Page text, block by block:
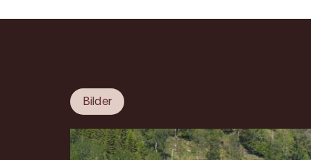
Bilder